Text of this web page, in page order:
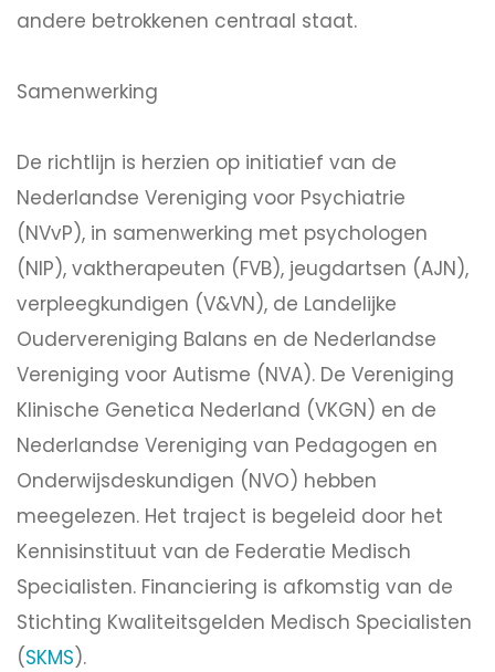
andere betrokkenen centraal staat.
Samenwerking
De richtlijn is herzien op initiatief van de
Nederlandse Vereniging voor Psychiatrie
(NVvP), in samenwerking met psychologen
(NIP), vaktherapeuten (FVB), jeugdartsen (AJN),
verpleegkundigen (V&VN), de Landelijke
Oudervereniging Balans en de Nederlandse
Vereniging voor Autisme (NVA). De Vereniging
Klinische Genetica Nederland (VKGN) en de
Nederlandse Vereniging van Pedagogen en
Onderwijsdeskundigen (NVO) hebben
meegelezen. Het traject is begeleid door het
Kennisinstituut van de Federatie Medisch
Specialisten. Financiering is afkomstig van de
Stichting Kwaliteitsgelden Medisch Specialisten
(SKMS).